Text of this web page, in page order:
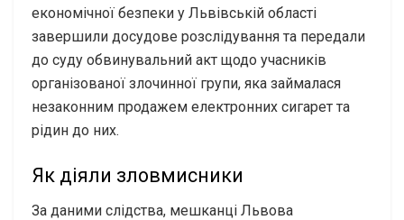
економічної безпеки у Львівській області
завершили досудове розслідування та передали
до суду обвинувальний акт щодо учасників
організованої злочинної групи, яка займалася
незаконним продажем електронних сигарет та
рідин до них.
Як діяли зловмисники
За даними слідства, мешканці Львова